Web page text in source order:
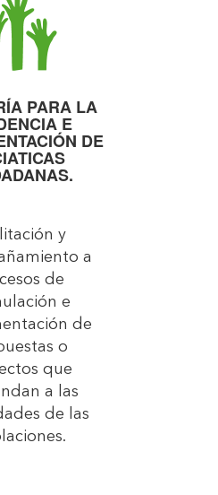
PARA LA
E
DE
y
a
de
e
de
o
que
a las
de las